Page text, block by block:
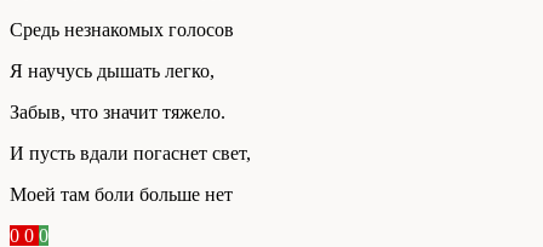
Средь незнакомых голосов
Я научусь дышать легко,
Забыв, что значит тяжело.
И пусть вдали погаснет свет,
Моей там боли больше нет
0 0 0